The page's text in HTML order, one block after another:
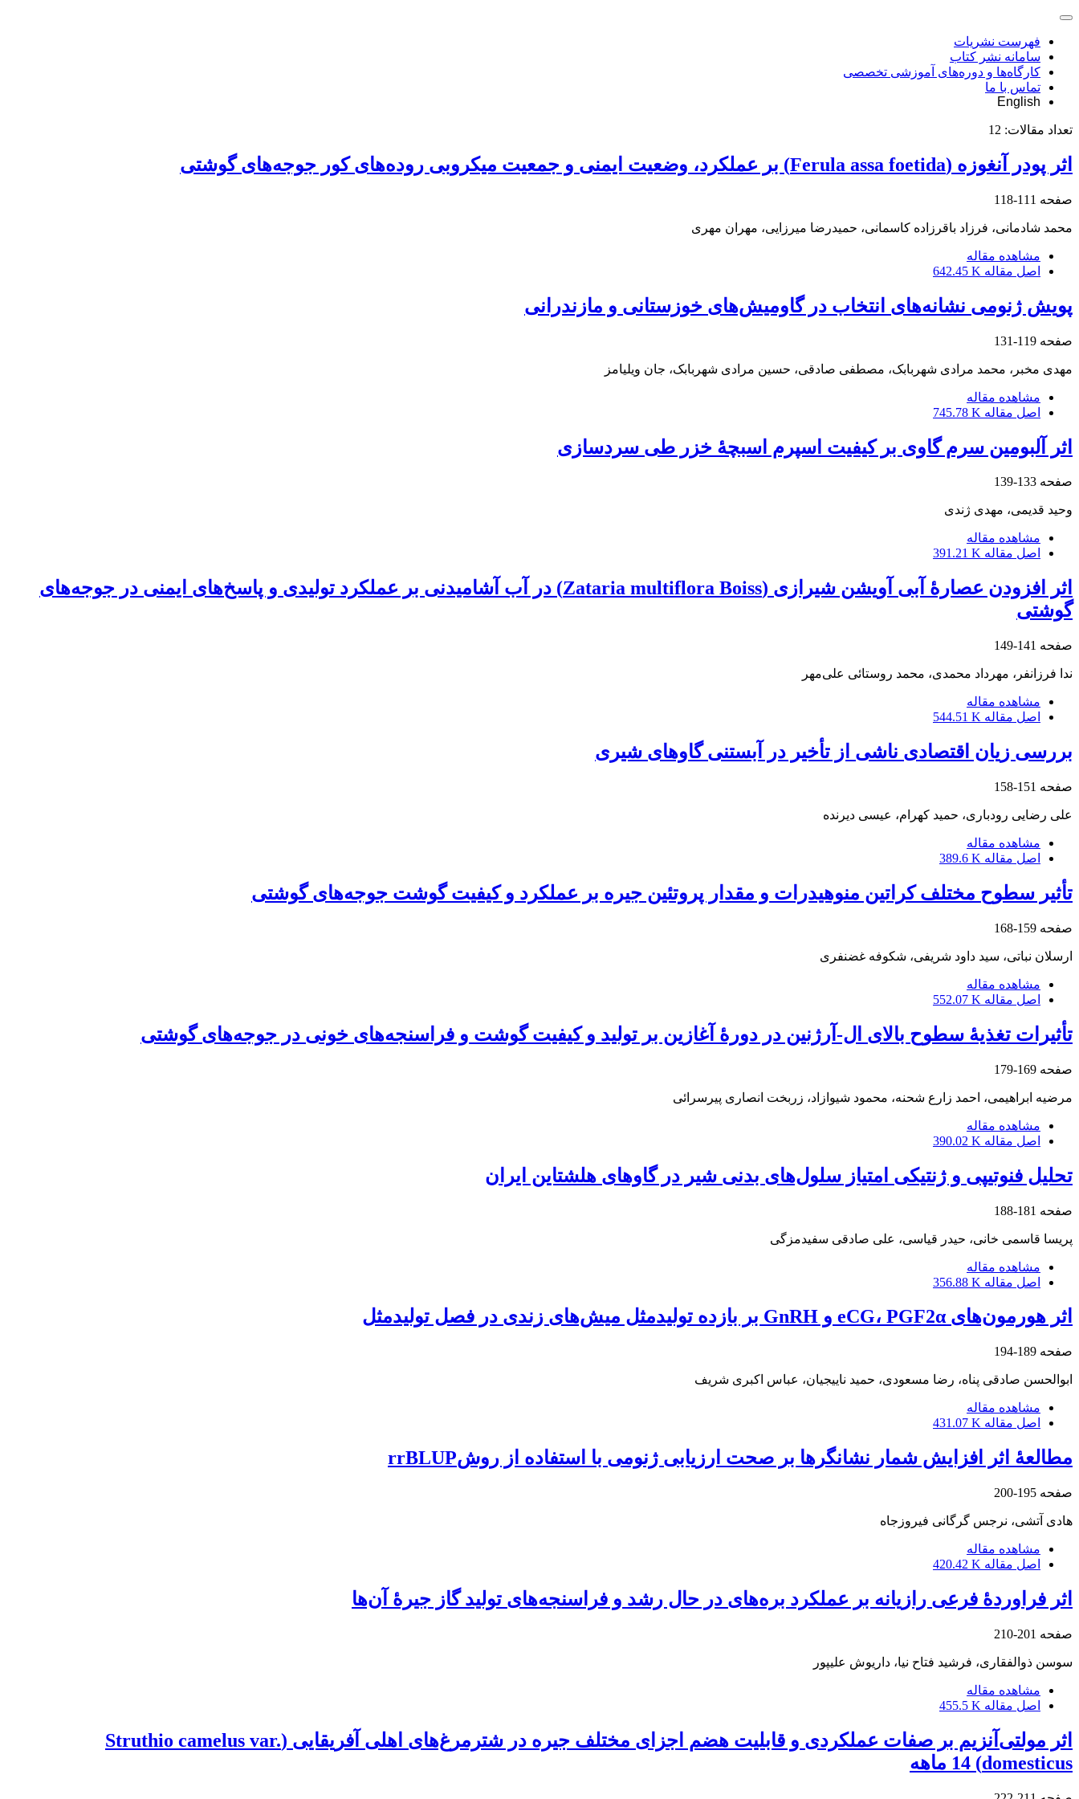
فهرست نشریات
سامانه نشر کتاب
کارگاه‌ها و دوره‌های آموزشی تخصصی
تماس با ما
English
تعداد مقالات: 12
اثر پودر آنغوزه (Ferula assa foetida) بر عملکرد، وضعیت ایمنی و جمعیت میکروبی روده‌های کور جوجه‌های گوشتی
صفحه 111-118
محمد شادمانی، فرزاد باقرزاده کاسمانی، حمیدرضا میرزایی، مهران مهری
مشاهده مقاله
اصل مقاله 642.45 K
پویش ژنومی نشانه‌های انتخاب در گاومیش‌های خوزستانی و مازندرانی
صفحه 119-131
مهدی مخبر، محمد مرادی شهربابک، مصطفی صادقی، حسین مرادی شهربابک، جان ویلیامز
مشاهده مقاله
اصل مقاله 745.78 K
اثر آلبومین سرم گاوی بر کیفیت اسپرم اسبچۀ خزر طی سردسازی
صفحه 133-139
وحید قدیمی، مهدی ژندی
مشاهده مقاله
اصل مقاله 391.21 K
اثر افزودن عصارۀ آبی آویشن شیرازی (Zataria multiflora Boiss) در آب آشامیدنی بر عملکرد تولیدی و پاسخ‌های ایمنی در جوجه‌های
گوشتی
صفحه 141-149
ندا فرزانفر، مهرداد محمدی، محمد روستائی علی‌مهر
مشاهده مقاله
اصل مقاله 544.51 K
بررسی زیان اقتصادی ناشی از تأخیر در آبستنی گاوهای شیری
صفحه 151-158
علی رضایی رودباری، حمید کهرام، عیسی دیرنده
مشاهده مقاله
اصل مقاله 389.6 K
تأثیر سطوح مختلف کراتین منوهیدرات و مقدار پروتئین جیره بر عملکرد و کیفیت گوشت جوجه‌های گوشتی
صفحه 159-168
ارسلان نباتی، سید داود شریفی، شکوفه غضنفری
مشاهده مقاله
اصل مقاله 552.07 K
تأثیرات تغذیۀ سطوح بالای ال-آرژنین در دورۀ آغازین بر تولید و کیفیت گوشت و فراسنجه‌های خونی در جوجه‌های گوشتی
صفحه 169-179
مرضیه ابراهیمی، احمد زارع شحنه، محمود شیوازاد، زربخت انصاری پیرسرائی
مشاهده مقاله
اصل مقاله 390.02 K
تحلیل فنوتیپی و ژنتیکی امتیاز سلول‌های بدنی شیر در گاوهای هلشتاین ایران
صفحه 181-188
پریسا قاسمی خانی، حیدر قیاسی، علی صادقی سفیدمزگی
مشاهده مقاله
اصل مقاله 356.88 K
اثر هورمون‌های eCG، PGF2α و GnRH بر بازده تولیدمثل میش‌های زندی در فصل تولیدمثل
صفحه 189-194
ابوالحسن صادقی پناه، رضا مسعودی، حمید ناییجیان، عباس اکبری شریف
مشاهده مقاله
اصل مقاله 431.07 K
مطالعۀ اثر افزایش شمار نشانگرها بر صحت ارزیابی ژنومی با استفاده از روشrrBLUP
صفحه 195-200
هادی آتشی، نرجس گرگانی فیروزجاه
مشاهده مقاله
اصل مقاله 420.42 K
اثر فراوردۀ فرعی رازیانه بر عملکرد بره‌های در حال رشد و فراسنجه‌های تولید گاز جیرۀ آن‌ها
صفحه 201-210
سوسن ذوالفقاری، فرشید فتاح نیا، داریوش علیپور
مشاهده مقاله
اصل مقاله 455.5 K
اثر مولتی‌‌آنزیم بر صفات عملکردی و قابلیت هضم اجزای مختلف جیره در شترمرغ‌های اهلی آفریقایی (Struthio camelus var.
domesticus) 14 ماهه